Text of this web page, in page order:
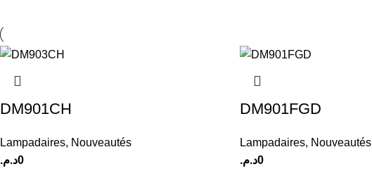
DM901CH
Lampadaires, Nouveautés
0د.م.
DM901FGD
Lampadaires, Nouveautés
0د.م.